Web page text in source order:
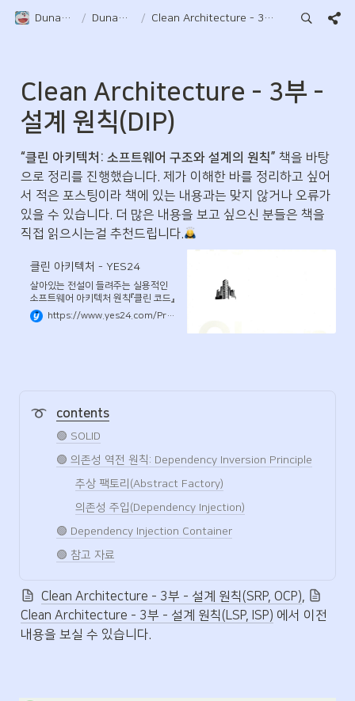
Duna-Pocket / DunaPocket / Clean Architecture - 3부 - 설계 원칙(DIP)
Clean Architecture - 3부 -
설계 원칙(DIP)
“클린 아키텍처: 소프트웨어 구조와 설계의 원칙” 책을 바탕
으로 정리를 진행했습니다. 제가 이해한 바를 정리하고 싶어
서 적은 포스팅이라 책에 있는 내용과는 맞지 않거나 오류가
있을 수 있습니다. 더 많은 내용을 보고 싶으신 분들은 책을
직접 읽으시는걸 추천드립니다.
클린 아키텍처 - YES24
살아있는 전설이 들려주는 실용적인
소프트웨어 아키텍처 원칙『클린 코드』
와 『클린 코더』의 저자이자 전설적인
소프트웨어 장인인 로버트 C. 마틴은
https://www.yes24.com/Product/Goods/77283734
contents
🟢 SOLID
🟢 의존성 역전 원칙: Dependency Inversion Principle
추상 팩토리(Abstract Factory)
의존성 주입(Dependency Injection)
🟢 Dependency Injection Container
🟢 참고 자료
Clean Architecture - 3부 - 설계 원칙(SRP, OCP),
Clean Architecture - 3부 - 설계 원칙(LSP, ISP) 에서 이전
내용을 보실 수 있습니다.